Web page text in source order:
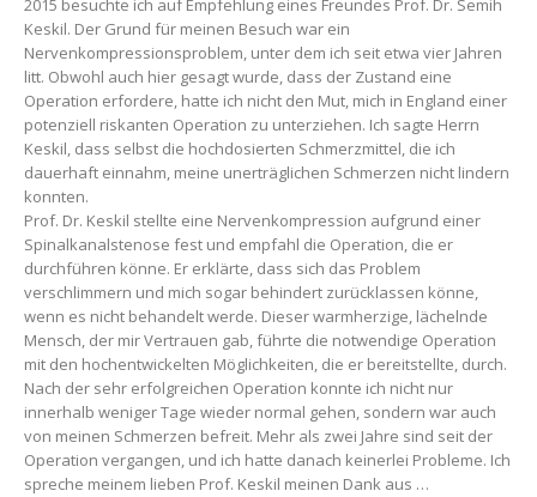
2015 besuchte ich auf Empfehlung eines Freundes Prof. Dr. Semih
Keskil. Der Grund für meinen Besuch war ein
Nervenkompressionsproblem, unter dem ich seit etwa vier Jahren
litt. Obwohl auch hier gesagt wurde, dass der Zustand eine
Operation erfordere, hatte ich nicht den Mut, mich in England einer
potenziell riskanten Operation zu unterziehen. Ich sagte Herrn
Keskil, dass selbst die hochdosierten Schmerzmittel, die ich
dauerhaft einnahm, meine unerträglichen Schmerzen nicht lindern
konnten.
Prof. Dr. Keskil stellte eine Nervenkompression aufgrund einer
Spinalkanalstenose fest und empfahl die Operation, die er
durchführen könne. Er erklärte, dass sich das Problem
verschlimmern und mich sogar behindert zurücklassen könne,
wenn es nicht behandelt werde. Dieser warmherzige, lächelnde
Mensch, der mir Vertrauen gab, führte die notwendige Operation
mit den hochentwickelten Möglichkeiten, die er bereitstellte, durch.
Nach der sehr erfolgreichen Operation konnte ich nicht nur
innerhalb weniger Tage wieder normal gehen, sondern war auch
von meinen Schmerzen befreit. Mehr als zwei Jahre sind seit der
Operation vergangen, und ich hatte danach keinerlei Probleme. Ich
spreche meinem lieben Prof. Keskil meinen Dank aus …